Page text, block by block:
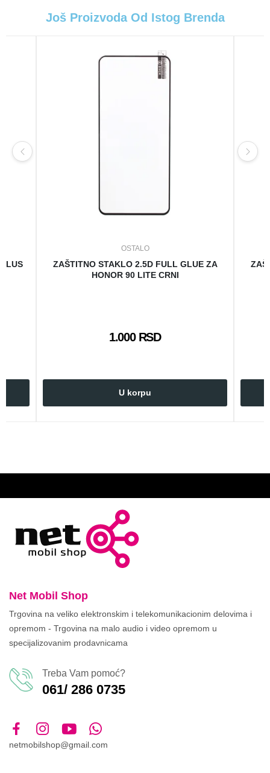
Još Proizvoda Od Istog Brenda
OSTALO
ZAŠTITNO STAKLO 2.5D FULL GLUE ZA
HONOR 90 LITE CRNI
1.000 RSD
U korpu
Net Mobil Shop
Trgovina na veliko elektronskim i telekomunikacionim delovima i
opremom - Trgovina na malo audio i video opremom u
specijalizovanim prodavnicama
Treba Vam pomoć?
061/ 286 0735
netmobilshop@gmail.com